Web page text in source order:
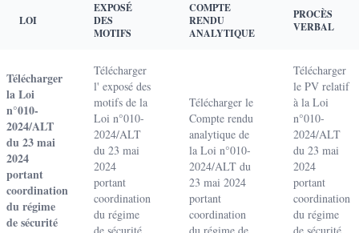
LOI
EXPOSÉ
DES
MOTIFS
COMPTE
RENDU
ANALYTIQUE
PROCÈS
VERBAL
Télécharger
la Loi
n°010-
2024/ALT
du 23 mai
2024
portant
coordination
du régime
de sécurité
Télécharger
l' exposé des
motifs de la
Loi n°010-
2024/ALT
du 23 mai
2024
portant
coordination
du régime
Télécharger le
Compte rendu
analytique de
la Loi n°010-
2024/ALT du
23 mai 2024
portant
coordination
Télécharger
le PV relatif
à la Loi
n°010-
2024/ALT
du 23 mai
2024
portant
coordination
du régime